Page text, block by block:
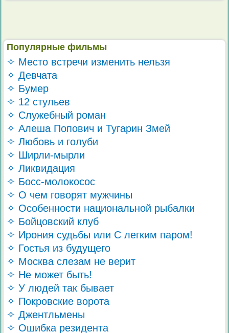
Популярные фильмы
✧ Место встречи изменить нельзя
✧ Девчата
✧ Бумер
✧ 12 стульев
✧ Служебный роман
✧ Алеша Попович и Тугарин Змей
✧ Любовь и голуби
✧ Ширли-мырли
✧ Ликвидация
✧ Босс-молокосос
✧ О чем говорят мужчины
✧ Особенности национальной рыбалки
✧ Бойцовский клуб
✧ Ирония судьбы или С легким паром!
✧ Гостья из будущего
✧ Москва слезам не верит
✧ Не может быть!
✧ У людей так бывает
✧ Покровские ворота
✧ Джентльмены
✧ Ошибка резидента